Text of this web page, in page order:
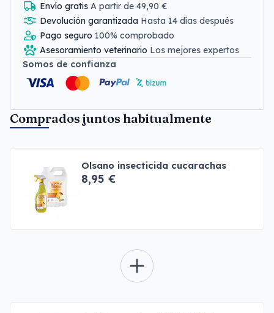
Envío gratis A partir de 49,90 €
Devolución garantizada Hasta 14 días después
Pago seguro 100% comprobado
Asesoramiento veterinario Los mejores expertos
Somos de confianza
Comprados juntos habitualmente
Olsano insecticida cucarachas
8,95 €